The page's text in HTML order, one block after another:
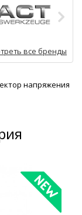
все бренды
напряжения